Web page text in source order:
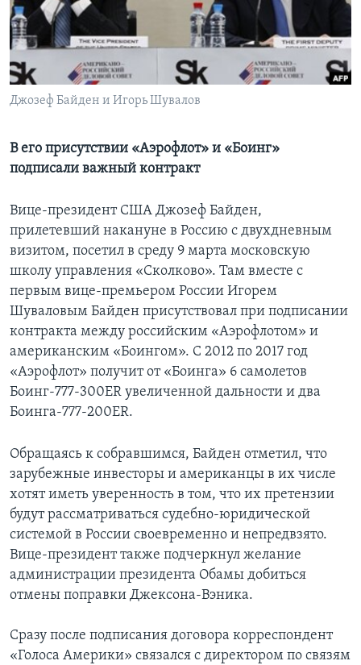
Learning English
СОЦИАЛЬНЫЕ СЕТИ
Языки
Джозеф Байден и Игорь Шувалов
В его присутствии «Аэрофлот» и «Боинг»
подписали важный контракт
Вице-президент США Джозеф Байден,
прилетевший накануне в Россию с двухдневным
визитом, посетил в среду 9 марта московскую
школу управления «Сколково». Там вместе с
первым вице-премьером России Игорем
Шуваловым Байден присутствовал при подписании
контракта между российским «Аэрофлотом» и
американским «Боингом». С 2012 по 2017 год
«Аэрофлот» получит от «Боинга» 6 самолетов
Боинг-777-300ER увеличенной дальности и два
Боинга-777-200ER.
Обращаясь к собравшимся, Байден отметил, что
зарубежные инвесторы и американцы в их числе
хотят иметь уверенность в том, что их претензии
будут рассматриваться судебно-юридической
системой в России своевременно и непредвзято.
Вице-президент также подчеркнул желание
администрации президента Обамы добиться
отмены поправки Джексона-Вэника.
Сразу после подписания договора корреспондент
«Голоса Америки» связался с директором по связям